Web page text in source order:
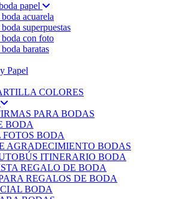
papel
acuarela
superpuestas
con foto
baratas
Papel
COLORES
PARA BODAS
BODA
BODA
AGRADECIMIENTO BODAS
ITINERARIO BODA
REGALO DE BODA
REGALOS DE BODA
BODA